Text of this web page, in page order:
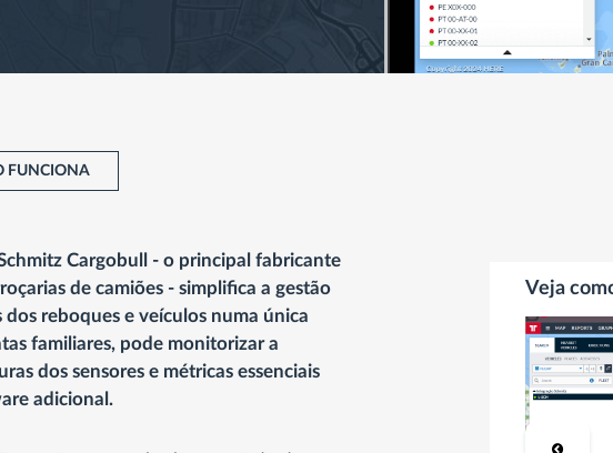
FUNCIONA
Cargobull - o principal fabricante
de camiões - simplifica a gestão
reboques e veículos numa única
familiares, pode monitorizar a
dos sensores e métricas essenciais
adicional.
Veja